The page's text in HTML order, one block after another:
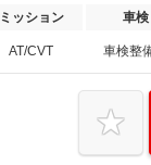
ミッション 車検
AT/CVT 車検整